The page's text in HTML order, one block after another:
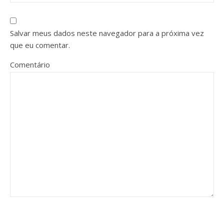
Salvar meus dados neste navegador para a próxima vez
que eu comentar.
Comentário